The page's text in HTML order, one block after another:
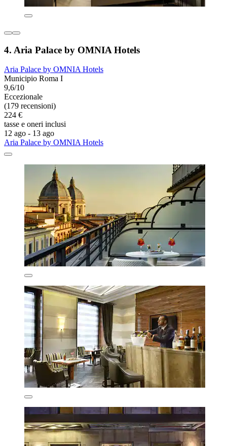
4. Aria Palace by OMNIA Hotels
Aria Palace by OMNIA Hotels
Municipio Roma I
9,6/10
Eccezionale
(179 recensioni)
224 €
tasse e oneri inclusi
12 ago - 13 ago
Aria Palace by OMNIA Hotels